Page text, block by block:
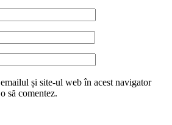
și site-ul web în acest navigator
să comentez.